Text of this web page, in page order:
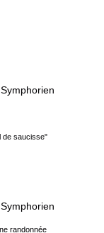
de saucisse"
randonnée